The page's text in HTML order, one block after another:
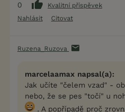
0
Kvalitní příspěvek
Nahlásit
Citovat
Ruzena_Ruzova
marcelaamax napsal(a):
Jak učíte "čelem vzad" -
nebo, že se pes "točí" u
. A popřípadě proč